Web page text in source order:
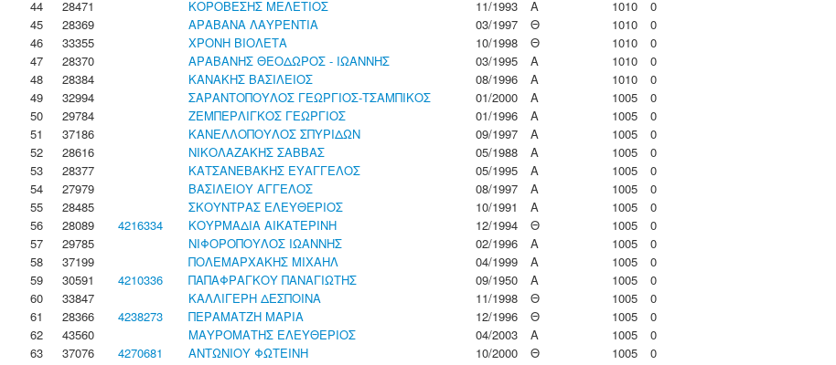
44
28471 ΚΟΡΟΒΕΣΗΣ ΜΕΛΕΤΙΟΣ 11/1993 Α 1010
0
45
28369 ΑΡΑΒΑΝΑ ΛΑΥΡΕΝΤΙΑ 03/1997 Θ 1010
0
46
33355 ΧΡΟΝΗ ΒΙΟΛΕΤΑ 10/1998 Θ 1010
0
47
28370 ΑΡΑΒΑΝΗΣ ΘΕΟΔΩΡΟΣ - ΙΩΑΝΝΗΣ 03/1995 Α 1010
0
48
28384 ΚΑΝΑΚΗΣ ΒΑΣΙΛΕΙΟΣ 08/1996 Α 1010
0
49
32994 ΣΑΡΑΝΤΟΠΟΥΛΟΣ ΓΕΩΡΓΙΟΣ-ΤΣΑΜΠΙΚΟΣ 01/2000 Α 1005
0
50
29784 ΖΕΜΠΕΡΛΙΓΚΟΣ ΓΕΩΡΓΙΟΣ 01/1996 Α 1005
0
51
37186 ΚΑΝΕΛΛΟΠΟΥΛΟΣ ΣΠΥΡΙΔΩΝ 09/1997 Α 1005
0
52
28616 ΝΙΚΟΛΑΖΑΚΗΣ ΣΑΒΒΑΣ 05/1988 Α 1005
0
53
28377 ΚΑΤΣΑΝΕΒΑΚΗΣ ΕΥΑΓΓΕΛΟΣ 05/1995 Α 1005
0
54
27979 ΒΑΣΙΛΕΙΟΥ ΑΓΓΕΛΟΣ 08/1997 Α 1005
0
55
28485 ΣΚΟΥΝΤΡΑΣ ΕΛΕΥΘΕΡΙΟΣ 10/1991 Α 1005
0
56
28089 4216334 ΚΟΥΡΜΑΔΙΑ ΑΙΚΑΤΕΡΙΝΗ 12/1994 Θ 1005
0
57
29785 ΝΙΦΟΡΟΠΟΥΛΟΣ ΙΩΑΝΝΗΣ 02/1996 Α 1005
0
58
37199 ΠΟΛΕΜΑΡΧΑΚΗΣ ΜΙΧΑΗΛ 04/1999 Α 1005
0
59
30591 4210336 ΠΑΠΑΦΡΑΓΚΟΥ ΠΑΝΑΓΙΩΤΗΣ 09/1950 Α 1005
0
60
33847 ΚΑΛΛΙΓΕΡΗ ΔΕΣΠΟΙΝΑ 11/1998 Θ 1005
0
61
28366 4238273 ΠΕΡΑΜΑΤΖΗ ΜΑΡΙΑ 12/1996 Θ 1005
0
62
43560 ΜΑΥΡΟΜΑΤΗΣ ΕΛΕΥΘΕΡΙΟΣ 04/2003 Α 1005
0
63
37076 4270681 ΑΝΤΩΝΙΟΥ ΦΩΤΕΙΝΗ 10/2000 Θ 1005
0